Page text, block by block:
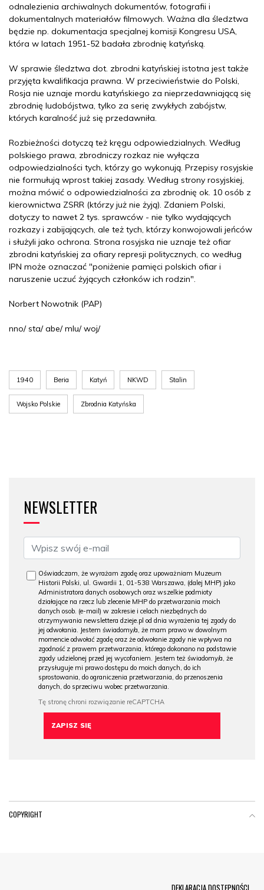
odnalezienia archiwalnych dokumentów, fotografii i
dokumentalnych materiałów filmowych. Ważna dla śledztwa
będzie np. dokumentacja specjalnej komisji Kongresu USA,
która w latach 1951-52 badała zbrodnię katyńską.
W sprawie śledztwa dot. zbrodni katyńskiej istotna jest także
przyjęta kwalifikacja prawna. W przeciwieństwie do Polski,
Rosja nie uznaje mordu katyńskiego za nieprzedawniającą się
zbrodnię ludobójstwa, tylko za serię zwykłych zabójstw,
których karalność już się przedawniła.
Rozbieżności dotyczą też kręgu odpowiedzialnych. Według
polskiego prawa, zbrodniczy rozkaz nie wyłącza
odpowiedzialności tych, którzy go wykonują. Przepisy rosyjskie
nie formułują wprost takiej zasady. Według strony rosyjskiej,
można mówić o odpowiedzialności za zbrodnię ok. 10 osób z
kierownictwa ZSRR (którzy już nie żyją). Zdaniem Polski,
dotyczy to nawet 2 tys. sprawców - nie tylko wydających
rozkazy i zabijających, ale też tych, którzy konwojowali jeńców
i służyli jako ochrona. Strona rosyjska nie uznaje też ofiar
zbrodni katyńskiej za ofiary represji politycznych, co według
IPN może oznaczać "poniżenie pamięci polskich ofiar i
naruszenie uczuć żyjących członków ich rodzin".
Norbert Nowotnik (PAP)
nno/ sta/ abe/ mlu/ woj/
1940 Beria Katyń NKWD Stalin
Wojsko Polskie Zbrodnia Katyńska
NEWSLETTER
Oświadczam, że wyrażam zgodę oraz upoważniam Muzeum
Historii Polski, ul. Gwardii 1, 01-538 Warszawa, (dalej MHP) jako
Administratora danych osobowych oraz wszelkie podmioty
działające na rzecz lub zlecenie MHP do przetwarzania moich
danych osob. (e-mail) w zakresie i celach niezbędnych do
otrzymywania newslettera dzieje.pl od dnia wyrażenia tej zgody do
jej odwołania. Jestem świadomy/a, że mam prawo w dowolnym
momencie odwołać zgodę oraz że odwołanie zgody nie wpływa na
zgodność z prawem przetwarzania, którego dokonano na podstawie
zgody udzielonej przed jej wycofaniem. Jestem też świadomy/a, że
przysługuje mi prawo dostępu do moich danych, do ich
sprostowania, do ograniczenia przetwarzania, do przenoszenia
danych, do sprzeciwu wobec przetwarzania.
COPYRIGHT
DEKLARACJA DOSTĘPNOŚCI